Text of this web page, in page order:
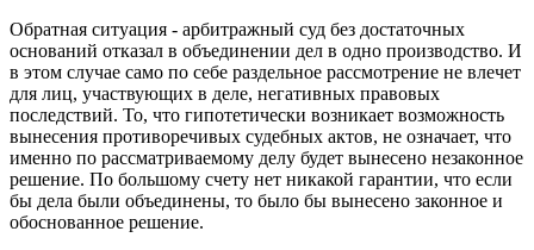
Обратная ситуация - арбитражный суд без достаточных
оснований отказал в объединении дел в одно производство. И
в этом случае само по себе раздельное рассмотрение не влечет
для лиц, участвующих в деле, негативных правовых
последствий. То, что гипотетически возникает возможность
вынесения противоречивых судебных актов, не означает, что
именно по рассматриваемому делу будет вынесено незаконное
решение. По большому счету нет никакой гарантии, что если
бы дела были объединены, то было бы вынесено законное и
обоснованное решение.